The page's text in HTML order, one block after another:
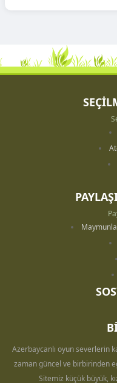
Azerbaycanlı oyun severlerin
zaman güncel ve birbirinden
Sitemiz küçük büyük,